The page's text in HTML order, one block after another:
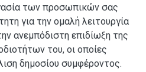
των προσωπικών σας
για την ομαλή λειτουργία
ανεμπόδιστη επιδίωξη της
του, οι οποίες
δημοσίου συμφέροντος.